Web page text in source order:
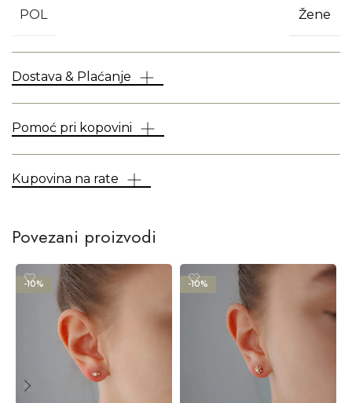
POL Žene
Dostava & Plaćanje
Pomoć pri kopovini
Kupovina na rate
Povezani proizvodi
-10% -10%